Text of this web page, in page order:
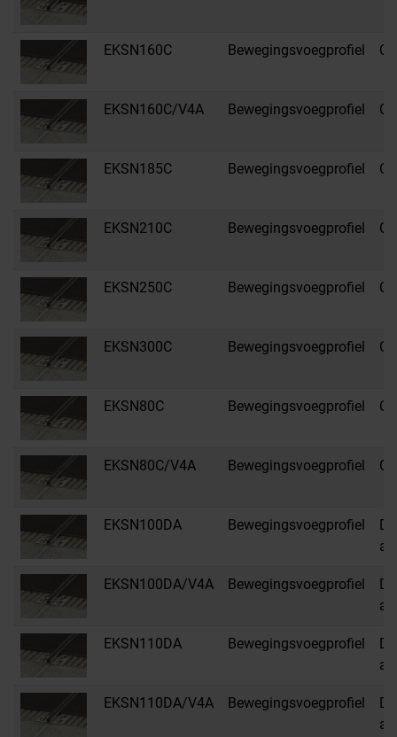
EKSN160C Bewegingsvoegprofiel C
EKSN160C/V4A Bewegingsvoegprofiel C
EKSN185C Bewegingsvoegprofiel C
EKSN210C Bewegingsvoegprofiel C
EKSN250C Bewegingsvoegprofiel C
EKSN300C Bewegingsvoegprofiel C
EKSN80C Bewegingsvoegprofiel C
EKSN80C/V4A Bewegingsvoegprofiel C
EKSN100DA Bewegingsvoegprofiel
EKSN100DA/V4A Bewegingsvoegprofiel
EKSN110DA Bewegingsvoegprofiel
EKSN110DA/V4A Bewegingsvoegprofiel